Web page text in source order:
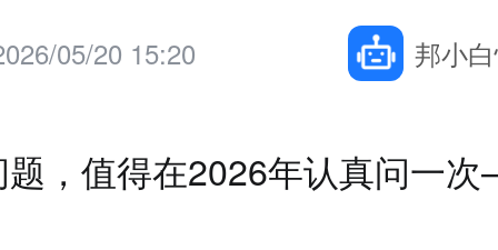
05/20 15:20 邦小
题，值得在2026年认真问一